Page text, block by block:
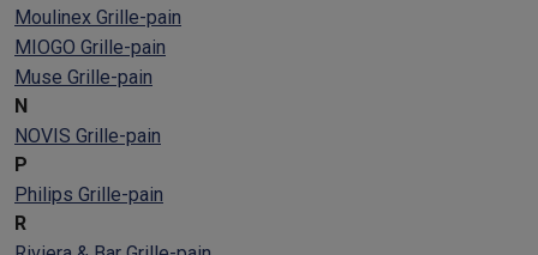
Moulinex Grille-pain
MIOGO Grille-pain
Muse Grille-pain
N
NOVIS Grille-pain
P
Philips Grille-pain
R